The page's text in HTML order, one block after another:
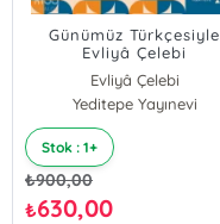
Günümüz Türkçesiyle
Evliyâ Çelebi
Seyahatnâmesi 6.
Kitap;Bosna-Hersek-
Hırvatistan-Karadağ-
Macaristan-Sırbistan-
Slovakya
Evliyâ Çelebi
Yeditepe Yayınevi
Stok : 1+
₺900,00
₺630,00